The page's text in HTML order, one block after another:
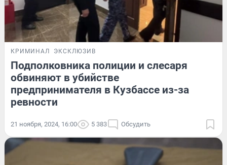
КРИМИНАЛ ЭКСКЛЮЗИВ
Подполковника полиции и слесаря
обвиняют в убийстве
предпринимателя в Кузбассе из-за
ревности
21 ноября, 2024, 16:00 5 383 Обсудить